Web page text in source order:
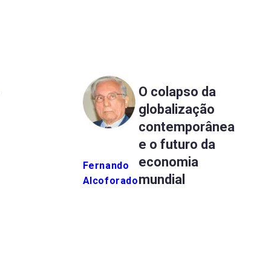
Fernando
Alcoforado
O colapso da
globalização
contemporânea
e o futuro da
economia
mundial